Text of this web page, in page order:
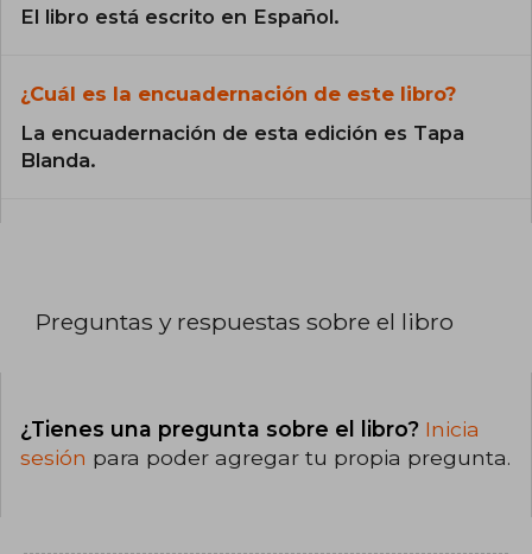
El libro está escrito en Español.
¿Cuál es la encuadernación de este libro?
La encuadernación de esta edición es Tapa
Blanda.
Preguntas y respuestas sobre el libro
¿Tienes una pregunta sobre el libro? Inicia
sesión para poder agregar tu propia pregunta.